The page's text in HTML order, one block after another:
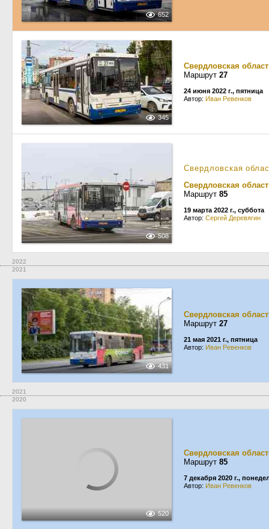
652
345
Свердловская
Маршрут 27
24 июня 2022 г., пятница
Автор: Иван Ревенков
508
Свердловская
Свердловская
Маршрут 85
19 марта 2022 г., суббота
Автор: Сергей Деревягин
2022
2021
431
Свердловская
Маршрут 27
21 мая 2021 г., пятница
Автор: Иван Ревенков
2021
2020
520
Свердловская
Маршрут 85
7 декабря 2020 г.,
Автор: Иван Ревенков